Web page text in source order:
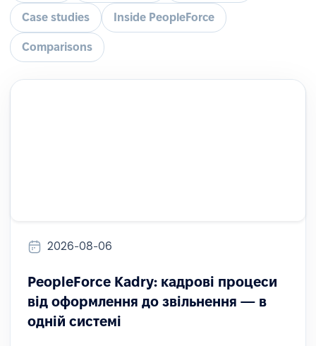
Case studies Inside PeopleForce
Comparisons
2026-08-06
PeopleForce Kadry: кадрові процеси
від оформлення до звільнення — в
одній системі